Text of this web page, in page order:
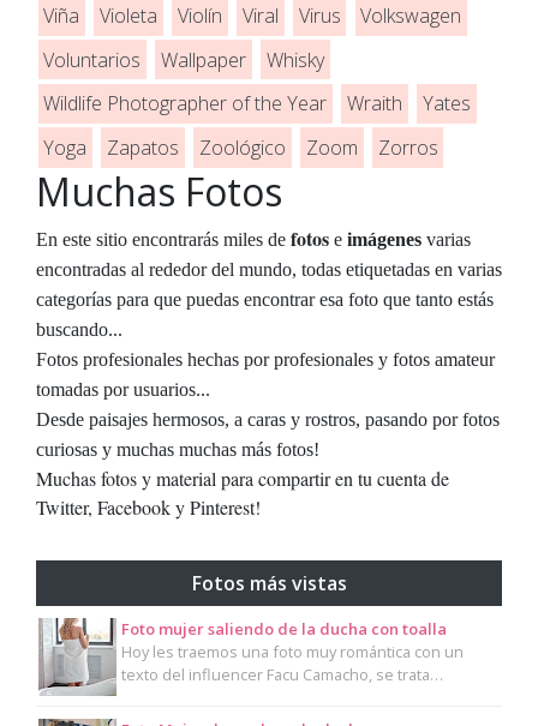
Viña
Violeta Violín Viral Virus
Volkswagen
Voluntarios
Wallpaper
Whisky
Wildlife Photographer of the Year
Wraith
Yates
Yoga
Zapatos Zoológico Zoom Zorros
Muchas Fotos
En este sitio encontrarás miles de fotos e imágenes varias
encontradas al rededor del mundo, todas etiquetadas en varias
categorías para que puedas encontrar esa foto que tanto estás
buscando...
Fotos profesionales hechas por profesionales y fotos amateur
tomadas por usuarios...
Desde paisajes hermosos, a caras y rostros, pasando por fotos
curiosas y muchas muchas más fotos!
Muchas fotos y material para compartir en tu cuenta de
Twitter, Facebook y Pinterest!
Fotos más vistas
Foto mujer saliendo de la ducha con toalla
Hoy les traemos una foto muy romántica con un
texto del influencer Facu Camacho, se trata…